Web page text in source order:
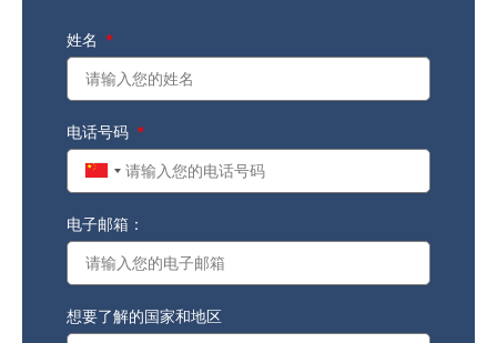
姓名
电话号码
China
电子邮箱：
想要了解的国家和地区